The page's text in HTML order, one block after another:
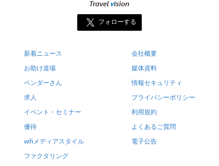
フォローする
新着ニュース
お助け道場
ベンダーさん
求人
イベント・セミナー
優待
wifiメディアスタイル
ファクタリング
会社概要
媒体資料
情報セキュリティ
プライバシーポリシー
利用規約
よくあるご質問
電子公告